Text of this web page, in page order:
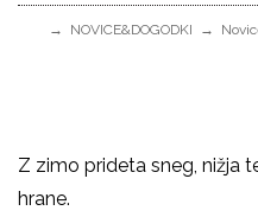
NOVICE&DOGODKI
Z zimo prideta sneg, nižja
hrane.